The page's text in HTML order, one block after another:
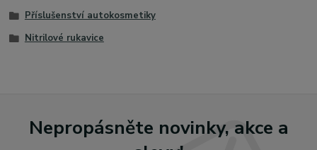
Příslušenství autokosmetiky
Nitrilové rukavice
Nepropásněte novinky, akce a